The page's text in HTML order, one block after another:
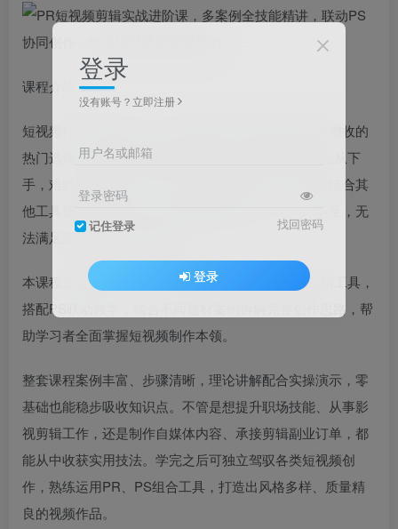
课程介绍
短视频行业持续发展，专业剪辑技能成为职场与副业增收的
热门选择。很多新手接触PR软件时，面对繁杂界面无从下
手，难以掌握动画、调色、抠像等高阶功能，也不懂结合其
他工具提升作品效果，制作的视频样式单一、质感不足，无
法满足商用与平台流量要求。
本课程立足实战应用，从零开始带领学员玩转PR剪辑工具，
搭配PS联动教学，结合不同题材案例拆解完整创作思路，帮
助学习者全面掌握短视频制作本领。
整套课程案例丰富、步骤清晰，理论讲解配合实操演示，零
基础也能稳步吸收知识点。不管是想提升职场技能、从事影
视剪辑工作，还是制作自媒体内容、承接剪辑副业订单，都
能从中收获实用技法。学完之后可独立驾驭各类短视频创
作，熟练运用PR、PS组合工具，打造出风格多样、质量精
良的视频作品。
登录
没有账号？立即注册
用户名或邮箱
登录密码
记住登录 找回密码
登录